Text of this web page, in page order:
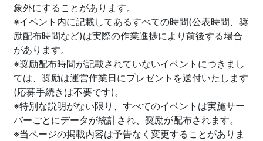
象外にすることがあります。
※イベント内に記載してあるすべての時間(公表時間、奨
励配布時間など)は実際の作業進捗により前後する場合
があります。
※奨励配布時間が記載されていないイベントにつきまし
ては、奨励は運営作業日にプレゼントを送付いたします
(応募手続きは不要です)。
※特別な説明がない限り、すべてのイベントは実施サー
バーごとにデータが統計され、奨励が配布されます。
※当ページの掲載内容は予告なく変更することがありま